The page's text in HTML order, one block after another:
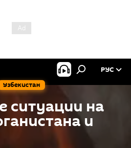
Узбекистан
РУС
ситуации на
и